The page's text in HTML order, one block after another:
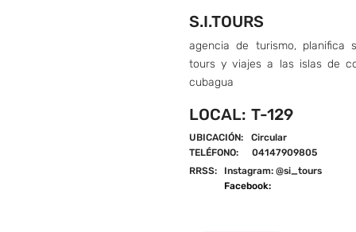
S.I.TOURS
agencia de turismo, planifica
tours y viajes a las islas de
cubagua
LOCAL: T-129
UBICACIÓN:
TELÉFONO:
Circular
04147909805
RRSS:
Instagram: @si_tours
Facebook: